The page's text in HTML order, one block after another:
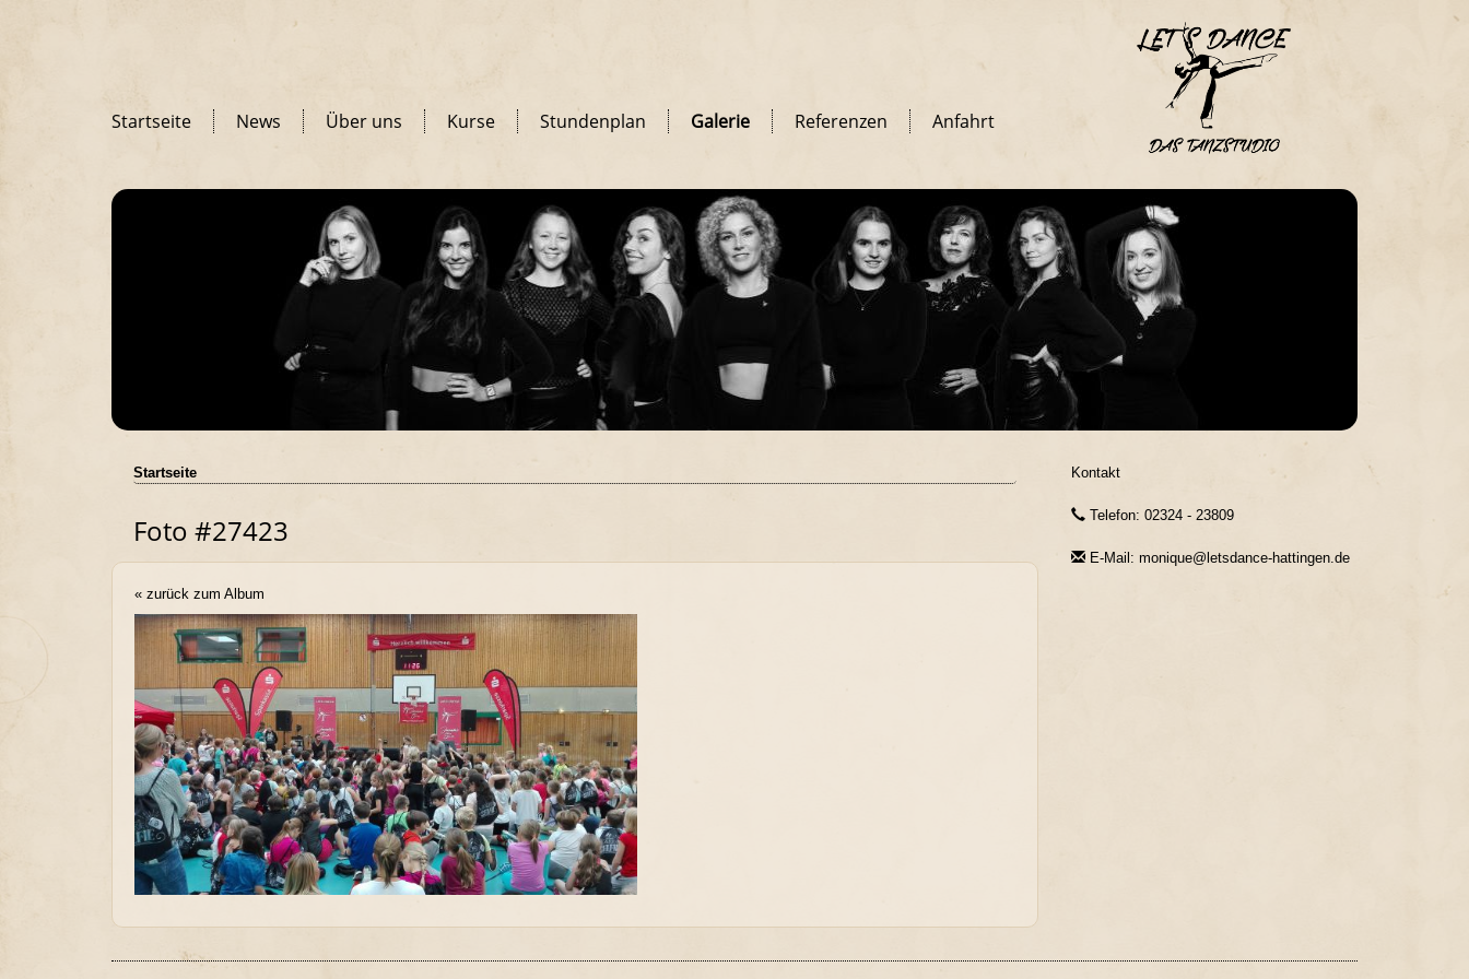
Startseite News Über uns Kurse Stundenplan Galerie Referenzen Anfahrt
Startseite
Foto #27423
« zurück zum Album
Kontakt
Telefon: 02324 - 23809
E-Mail: monique@letsdance-hattingen.de